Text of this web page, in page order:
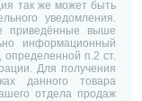
так же может быть
уведомления.
приведённые выше
информационный
п.2 ст.
Для получения
данного товара
отдела продаж